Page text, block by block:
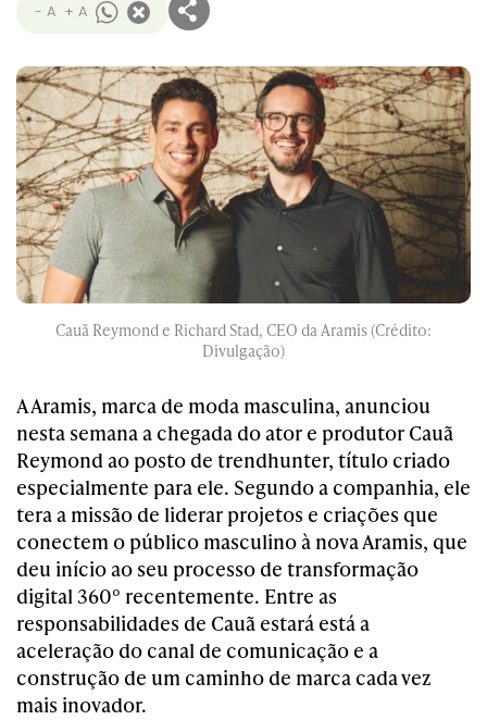
- A + A
Cauã Reymond e Richard Stad, CEO da Aramis (Crédito:
Divulgação)
A Aramis, marca de moda masculina, anunciou
nesta semana a chegada do ator e produtor Cauã
Reymond ao posto de trendhunter, título criado
especialmente para ele. Segundo a companhia, ele
tera a missão de liderar projetos e criações que
conectem o público masculino à nova Aramis, que
deu início ao seu processo de transformação
digital 360º recentemente. Entre as
responsabilidades de Cauã estará está a
aceleração do canal de comunicação e a
construção de um caminho de marca cada vez
mais inovador.